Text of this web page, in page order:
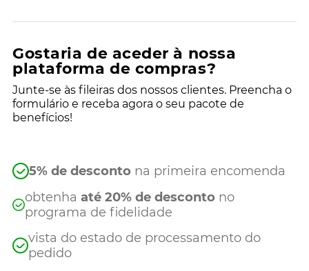
Gostaria de aceder à nossa
plataforma de compras?
Junte-se às fileiras dos nossos clientes. Preencha o
formulário e receba agora o seu pacote de
benefícios!
5% de desconto na primeira encomenda
obtenhaaté 20% de desconto no
programa de fidelidade
vista do estado de processamento do
pedido